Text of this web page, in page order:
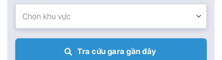
Chọn khu vực
Tra cứu gara gần đây